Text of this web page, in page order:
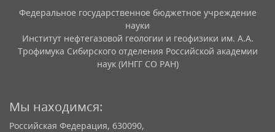
Федеральное государственное бюджетное учреждение
науки
Институт нефтегазовой геологии и геофизики им. А.А.
Трофимука Сибирского отделения Российской академии
наук (ИНГГ СО РАН)
Мы находимся:
Российская Федерация, 630090,